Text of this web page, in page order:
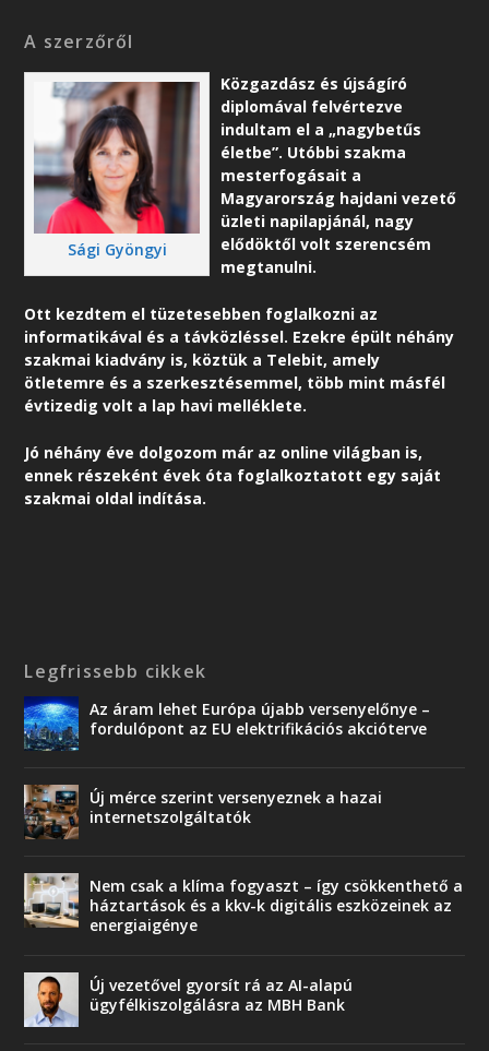
A szerzőről
Sági Gyöngyi
Közgazdász és újságíró
diplomával felvértezve
indultam el a „nagybetűs
életbe”. Utóbbi szakma
mesterfogásait a
Magyarország hajdani vezető
üzleti napilapjánál, nagy
elődöktől volt szerencsém
megtanulni.
Ott kezdtem el tüzetesebben foglalkozni az
informatikával és a távközléssel. Ezekre épült néhány
szakmai kiadvány is, köztük a Telebit, amely
ötletemre és a szerkesztésemmel, több mint másfél
évtizedig volt a lap havi melléklete.
Jó néhány éve dolgozom már az online világban is,
ennek részeként évek óta foglalkoztatott egy saját
szakmai oldal indítása.
Legfrissebb cikkek
Az áram lehet Európa újabb versenyelőnye –
fordulópont az EU elektrifikációs akcióterve
Új mérce szerint versenyeznek a hazai
internetszolgáltatók
Nem csak a klíma fogyaszt – így csökkenthető a
háztartások és a kkv-k digitális eszközeinek az
energiaigénye
Új vezetővel gyorsít rá az AI-alapú
ügyfélkiszolgálásra az MBH Bank